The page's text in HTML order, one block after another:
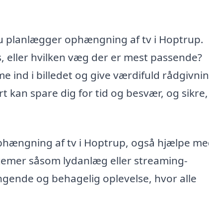
planlægger ophængning af tv i Hoptrup.
eller hvilken væg der er mest passende?
ind i billedet og give værdifuld
kan spare dig for tid og besvær, og sikre,
af tv i Hoptrup, også hjælpe
såsom lydanlæg eller streaming-
og behagelig oplevelse, hvor alle